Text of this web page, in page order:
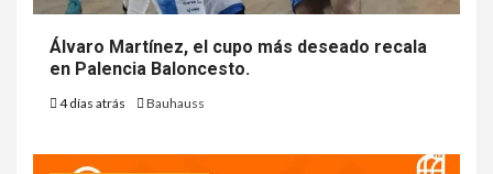
Álvaro Martínez, el cupo más deseado recala
en Palencia Baloncesto.
4 días atrás Bauhauss